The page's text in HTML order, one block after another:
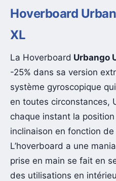
Hoverboard
XL
La Hoverboard Urbango
-25% dans sa version
système gyroscopique
en toutes circonstances,
chaque instant la
inclinaison en fonction
L’hoverboard a une
prise en main se fait en
des utilisations en